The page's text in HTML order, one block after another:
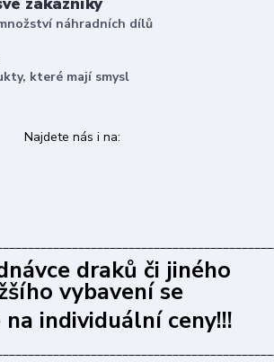
náhradních dílů
které mají smysl
Najdete nás i na:
draků či jiného
vybavení se
individuální ceny!!!